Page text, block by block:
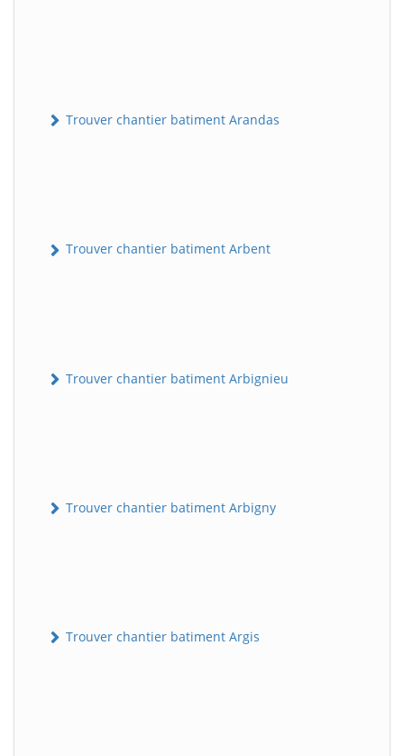
Trouver chantier batiment Arandas
Trouver chantier batiment Arbent
Trouver chantier batiment Arbignieu
Trouver chantier batiment Arbigny
Trouver chantier batiment Argis